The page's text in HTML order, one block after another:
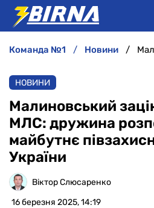
АНАЛІТИКА
ІНТЕРВ'Ю
РІЗНЕ
БУКМЕКЕРИ
команда №1 новини
НОВИНИ
Малиновський
МЛС: дружина
майбутнє
України
Віктор Слюсаренко
16 березня 2025, 14:19